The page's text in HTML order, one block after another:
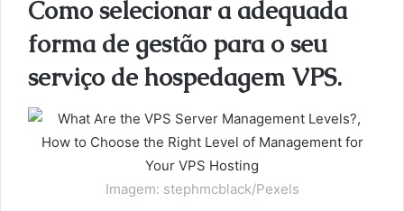
Como selecionar a adequada
forma de gestão para o seu
serviço de hospedagem VPS.
Imagem: stephmcblack/Pexels